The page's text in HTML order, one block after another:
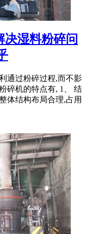
湿料粉碎问
通过粉碎过程,而不影
碎机的特点有, 1、 结
体结构布局合理,占用